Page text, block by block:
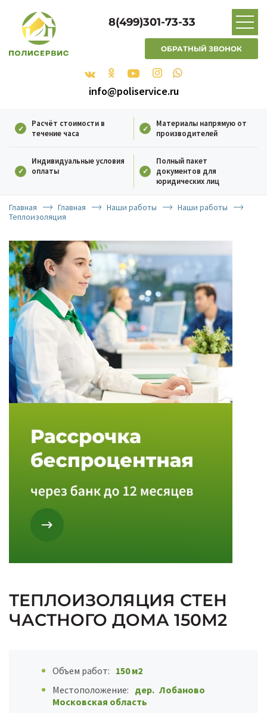
8(499)301-73-33
ОБРАТНЫЙ ЗВОНОК
info@poliservice.ru
Расчёт стоимости в
течение часа
Материалы напрямую от
производителей
Индивидуальные условия
оплаты
Полный пакет
документов для
юридических лиц
Главная Главная Наши работы
Наши работы
Теплоизоляция
ТЕПЛОИЗОЛЯЦИЯ СТЕН
ЧАСТНОГО ДОМА 150М2
Объем работ: 150 м2
Местоположение: дер. Лобаново
Московская область